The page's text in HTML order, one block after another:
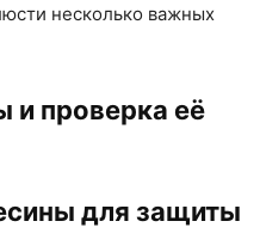
несколько важных
и проверка её
для защиты